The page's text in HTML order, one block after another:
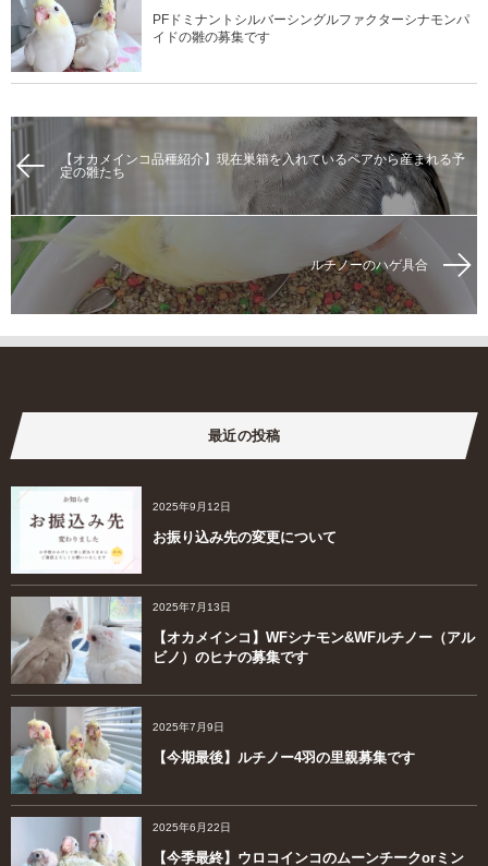
PFドミナントシルバーシングルファクターシナモンパ
イドの雛の募集です
【オカメインコ品種紹介】現在巣箱を入れているペアから産まれる予
定の雛たち
ルチノーのハゲ具合
最近の投稿
2025年9月12日
お振り込み先の変更について
2025年7月13日
【オカメインコ】WFシナモン&WFルチノー（アル
ビノ）のヒナの募集です
2025年7月9日
【今期最後】ルチノー4羽の里親募集です
2025年6月22日
【今季最終】ウロコインコのムーンチークorミン